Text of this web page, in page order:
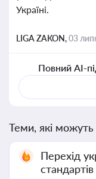
Україні.
LIGA ZAKON,03
Повний AI-
Теми, які можуть
Перехід